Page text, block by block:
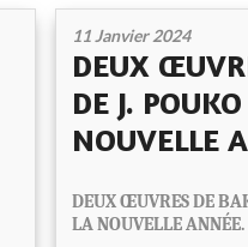
11 Janvier 2024
DEUX
DE J.
NOUVELLE
DEUX ŒUVRES DE
LA NOUVELLE ANNÉE.